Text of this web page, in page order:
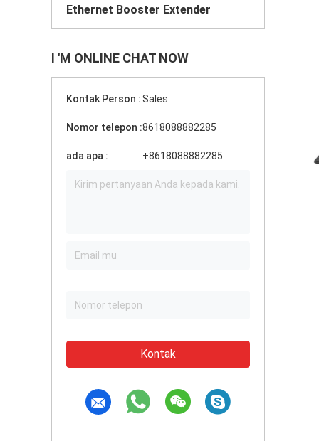
Ethernet Booster Extender
I 'M ONLINE CHAT NOW
Kontak Person :Sales
Nomor telepon :8618088882285
ada apa : +8618088882285
Kontak